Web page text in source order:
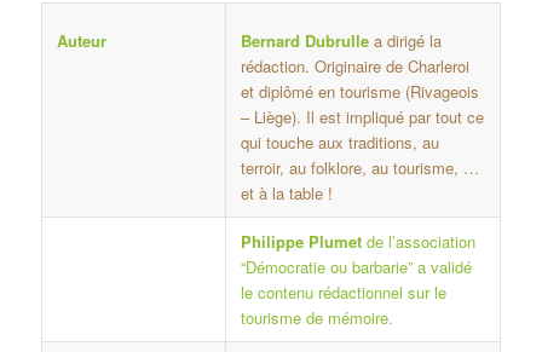
Auteur Bernard Dubrullea dirigé la
rédaction. Originaire de Charleroi
et diplômé en tourisme (Rivageois
– Liège). Il est impliqué par tout ce
qui touche aux traditions, au
terroir, au folklore, au tourisme, …
et à la table !
Philippe Plumetde l’association
“Démocratie ou barbarie” a validé
le contenu rédactionnel sur le
tourisme de mémoire.